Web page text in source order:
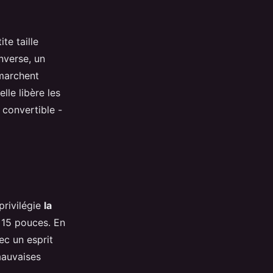
taille
un
libère les
convertible -
la
pouces. En
un esprit